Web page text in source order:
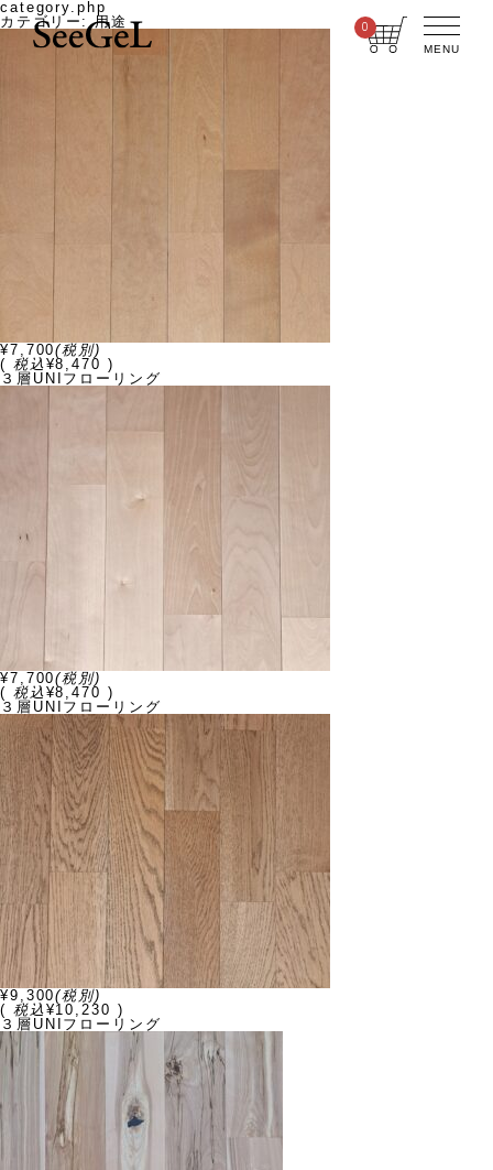
0
MENU
category.php
カテゴリー:用途
¥7,700(税別)
( 税込¥8,470 )
３層UNIフローリング
¥7,700(税別)
( 税込¥8,470 )
３層UNIフローリング
¥9,300(税別)
( 税込¥10,230 )
３層UNIフローリング